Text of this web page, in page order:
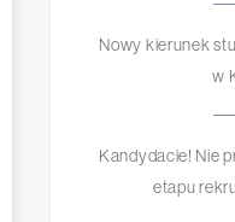
Nowy kierunek
w
Kandydacie! Nie
etapu